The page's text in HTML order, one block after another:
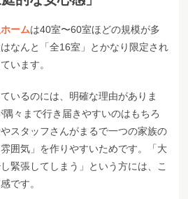
ームは40室〜60室ほどの規模が多
なんと「全16室」とかなり限定され
います。
いるのには、明確な理由がありま
々まで行き届きやすいのはもちろ
スタッフさんがまるで一つの家族の
囲気」を作りやすいためです。「大
緊張してしまう」という方には、こ
です。